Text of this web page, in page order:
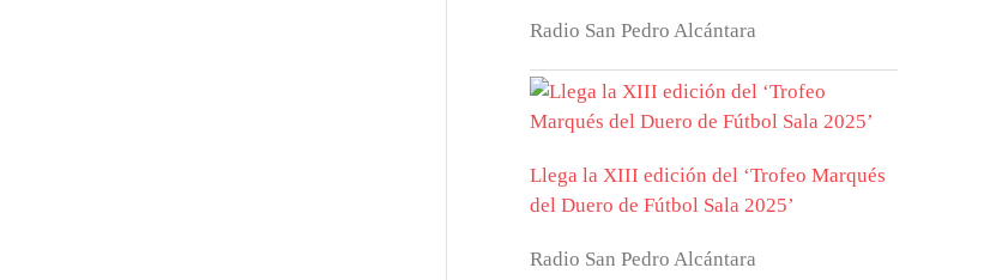
Radio San Pedro Alcántara
Llega la XIII edición del ‘Trofeo Marqués
del Duero de Fútbol Sala 2025’
Radio San Pedro Alcántara